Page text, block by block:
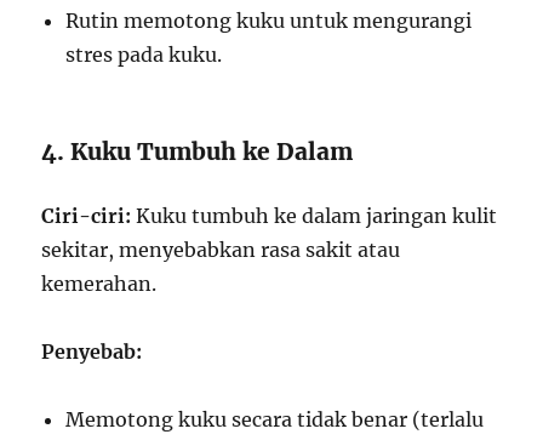
Rutin memotong kuku untuk mengurangi
stres pada kuku.
4. Kuku Tumbuh ke Dalam
Ciri-ciri: Kuku tumbuh ke dalam jaringan kulit
sekitar, menyebabkan rasa sakit atau
kemerahan.
Penyebab:
Memotong kuku secara tidak benar (terlalu